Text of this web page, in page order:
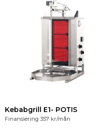
Kebabgrill E1- POTIS
Finansiering 357 kr/mån